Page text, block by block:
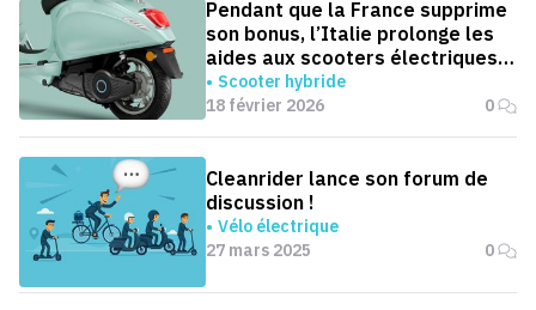
Pendant que la France supprime
son bonus, l’Italie prolonge les
aides aux scooters électriques
jusqu’en 2030
Scooter hybride
18 février 2026
0
Cleanrider lance son forum de
discussion !
Vélo électrique
27 mars 2025
0